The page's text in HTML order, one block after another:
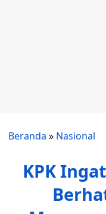
Beranda » Nasional
KPK